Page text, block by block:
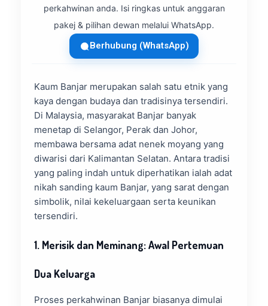
perkahwinan anda. Isi ringkas untuk anggaran
pakej & pilihan dewan melalui WhatsApp.
Berhubung (WhatsApp)
Kaum Banjar merupakan salah satu etnik yang
kaya dengan budaya dan tradisinya tersendiri.
Di Malaysia, masyarakat Banjar banyak
menetap di Selangor, Perak dan Johor,
membawa bersama adat nenek moyang yang
diwarisi dari Kalimantan Selatan. Antara tradisi
yang paling indah untuk diperhatikan ialah adat
nikah sanding kaum Banjar, yang sarat dengan
simbolik, nilai kekeluargaan serta keunikan
tersendiri.
1. Merisik dan Meminang: Awal Pertemuan
Dua Keluarga
Proses perkahwinan Banjar biasanya dimulai